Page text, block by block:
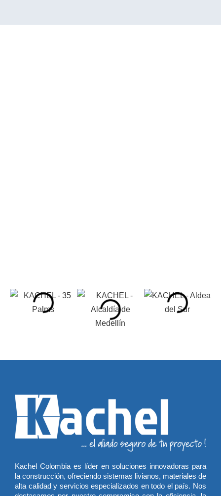
Kachel Colombia es líder en soluciones innovadoras para
la construcción, ofreciendo sistemas livianos, materiales de
alta calidad y servicios especializados en todo el país. Nos